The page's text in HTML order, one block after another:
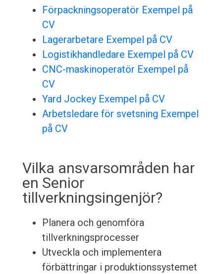
Förpackningsoperatör Exempel på
CV
Lagerarbetare Exempel på CV
Logistikhandledare Exempel på CV
CNC-maskinoperatör Exempel på
CV
Yard Jockey Exempel på CV
Arbetsledare för svetsning Exempel
på CV
Vilka ansvarsområden har
en Senior
tillverkningsingenjör?
Planera och genomföra
tillverkningsprocesser
Utveckla och implementera
förbättringar i produktionssystemet